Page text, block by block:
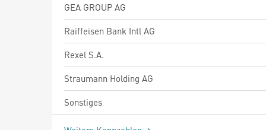
GEA GROUP AG
Raiffeisen Bank Intl AG
Rexel S.A.
Straumann Holding AG
Sonstiges